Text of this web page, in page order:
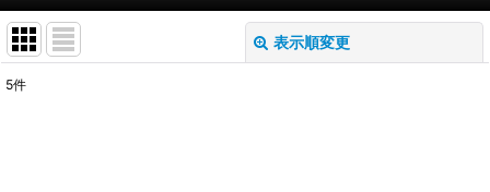
表示順変更
5件